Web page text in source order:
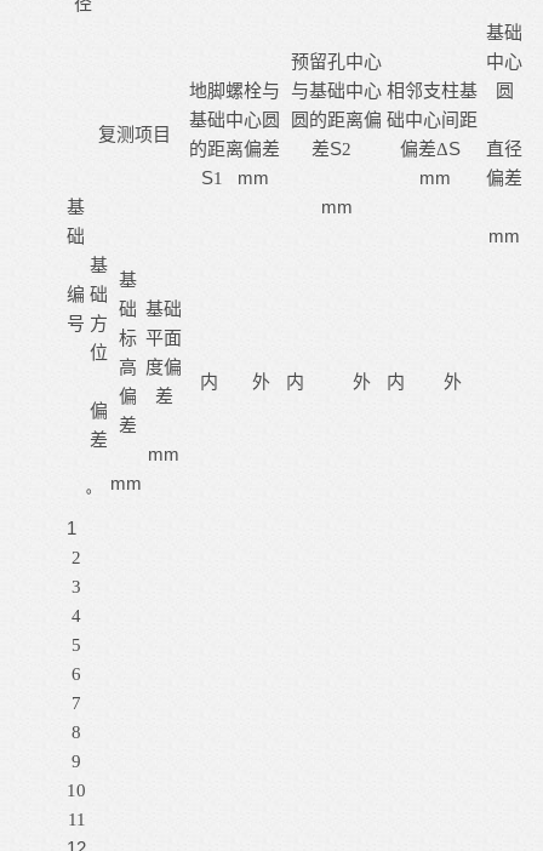
基
础
编
号
复测项目
地脚螺栓与
基础中心圆
的距离偏差
S1 mm
预留孔中心
与基础中心
圆的距离偏
差S2
mm
相邻支柱基
础中心间距
偏差ΔS
mm
基础
中心
圆
直径
偏差
mm
基
础
方
位
偏
差
゜
基
础
标
高
偏
差
mm
基础
平面
度偏
差
mm
内 外 内 外 内 外
1
2
3
4
5
6
7
8
9
10
11